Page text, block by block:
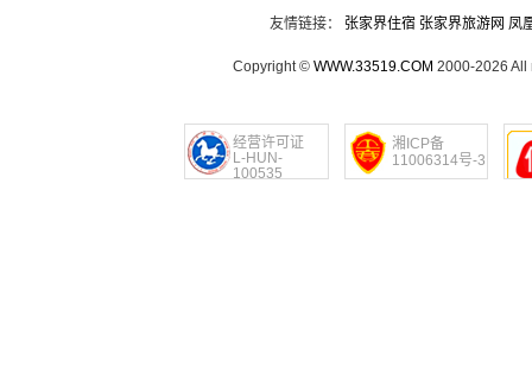
友情链接： 张家界住宿 张家界旅游网 凤
Copyright © WWW.33519.COM 2000-2026 All
经营许可证
L-HUN-
100535
湘ICP备
11006314号-3